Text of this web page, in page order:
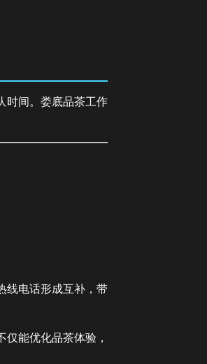
时间。娄底品茶工作
线电话形成互补，带
能优化品茶体验，